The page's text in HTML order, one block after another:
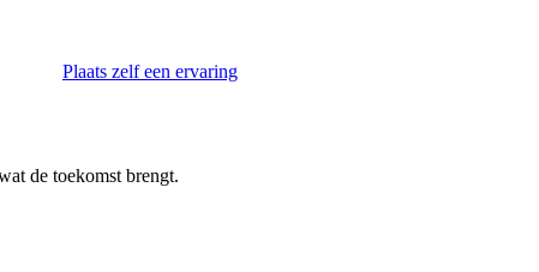
Plaats zelf een ervaring
de toekomst brengt.